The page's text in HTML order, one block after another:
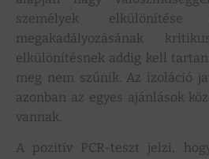
személyek elkülönítése
megakadályozásának
elkülönítésnek addig kell
meg nem szűnik. Az izoláció
azonban az egyes ajánlások
vannak.
A pozitív PCR-teszt jelzi,